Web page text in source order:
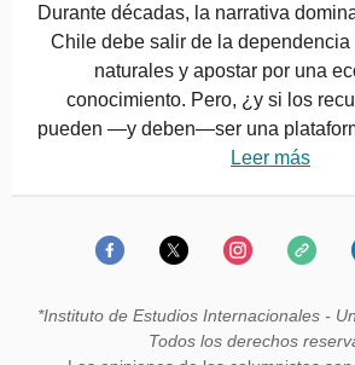
Durante décadas, la narrativa
Chile debe salir de la dependencia
naturales y apostar por una
conocimiento. Pero, ¿y si los
pueden —y deben—ser una
Leer más
*Instituto de Estudios Internacionales -
Todos los derechos